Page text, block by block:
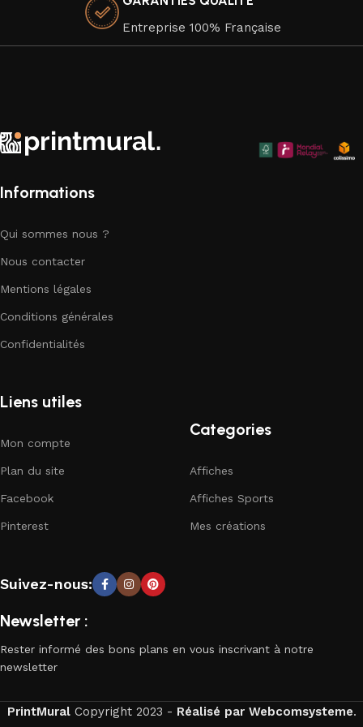
à la durabilité de nos produits.
parfaite pour compléter votre décor.
Entreprise 100% Française
Informations
Qui sommes nous ?
Nous contacter
Mentions légales
Conditions générales
Confidentialités
Liens utiles
Mon compte
Plan du site
Facebook
Pinterest
Categories
Affiches
Affiches Sports
Mes créations
Suivez-nous:
Newsletter :
Rester informé des bons plans en vous inscrivant à notre
newsletter
PrintMuralCopyright2023 - Réalisé par Webcomsysteme.